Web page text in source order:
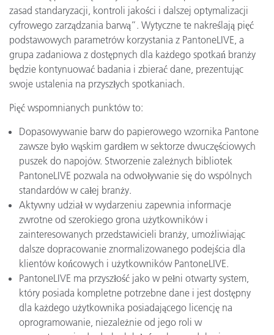
zasad standaryzacji, kontroli jakości i dalszej optymalizacji
cyfrowego zarządzania barwą”. Wytyczne te nakreślają pięć
podstawowych parametrów korzystania z PantoneLIVE, a
grupa zadaniowa z dostępnych dla każdego spotkań branży
będzie kontynuować badania i zbierać dane, prezentując
swoje ustalenia na przyszłych spotkaniach.
Pięć wspomnianych punktów to:
Dopasowywanie barw do papierowego wzornika Pantone
zawsze było wąskim gardłem w sektorze dwuczęściowych
puszek do napojów. Stworzenie zależnych bibliotek
PantoneLIVE pozwala na odwoływanie się do wspólnych
standardów w całej branży.
Aktywny udział w wydarzeniu zapewnia informacje
zwrotne od szerokiego grona użytkowników i
zainteresowanych przedstawicieli branży, umożliwiając
dalsze dopracowanie znormalizowanego podejścia dla
klientów końcowych i użytkowników PantoneLIVE.
PantoneLIVE ma przyszłość jako w pełni otwarty system,
który posiada kompletne potrzebne dane i jest dostępny
dla każdego użytkownika posiadającego licencję na
oprogramowanie, niezależnie od jego roli w